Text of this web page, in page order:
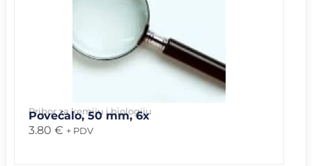
Pribor za kemiju i biologiju
Povećalo, 50 mm, 6x
3.80 € + PDV